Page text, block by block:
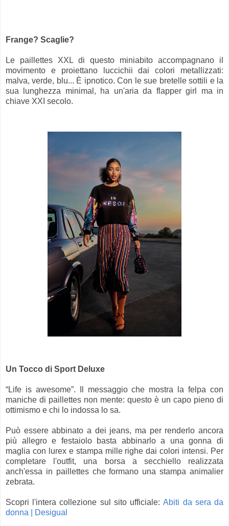
Frange? Scaglie?
Le paillettes XXL di questo miniabito accompagnano il
movimento e proiettano luccichii dai colori metallizzati:
malva, verde, blu... È ipnotico. Con le sue bretelle sottili e la
sua lunghezza minimal, ha un'aria da flapper girl ma in
chiave XXI secolo.
Un Tocco di Sport Deluxe
“Life is awesome”. Il messaggio che mostra la felpa con
maniche di paillettes non mente: questo è un capo pieno di
ottimismo e chi lo indossa lo sa.
Può essere abbinato a dei jeans, ma per renderlo ancora
più allegro e festaiolo basta abbinarlo a una gonna di
maglia con lurex e stampa mille righe dai colori intensi. Per
completare l'outfit, una borsa a secchiello realizzata
anch'essa in paillettes che formano una stampa animalier
zebrata.
Scopri l'intera collezione sul sito ufficiale:Abiti da sera da
donna | Desigual